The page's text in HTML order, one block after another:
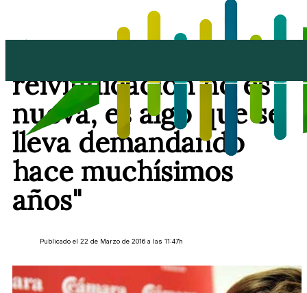
reivindicación no es
nueva, es algo que se
lleva demandando
hace muchísimos
años"
Publicado el 22 de Marzo de 2016 a las 11:47h